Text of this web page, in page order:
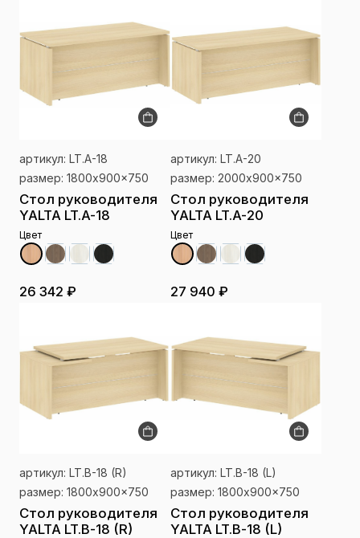
артикул: LT.A-18
размер: 1800x900x750
Стол руководителя
YALTA LT.A-18
Цвет
26 342 ₽
артикул: LT.A-20
размер: 2000x900x750
Стол руководителя
YALTA LT.A-20
Цвет
27 940 ₽
артикул: LT.B-18 (R)
размер: 1800x900x750
Стол руководителя
YALTA LT.B-18 (R)
артикул: LT.B-18 (L)
размер: 1800x900x750
Стол руководителя
YALTA LT.B-18 (L)